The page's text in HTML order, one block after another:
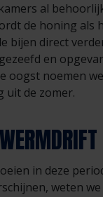
al
de honing als
bijen direct
en
oogst noemen
uit de zomer.
in deze
weten